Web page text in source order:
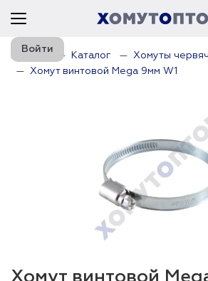
Войти
Главная Каталог
Хомуты
Хомут винтовой Mega 9мм W1